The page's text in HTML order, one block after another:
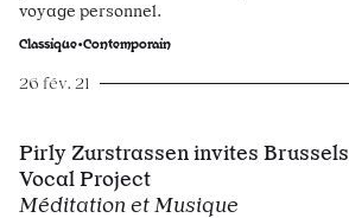
voyage personnel.
Classique•Contemporain
26 fév. 21
Pirly Zurstrassen invites Brussels
Vocal Project
Méditation et Musique